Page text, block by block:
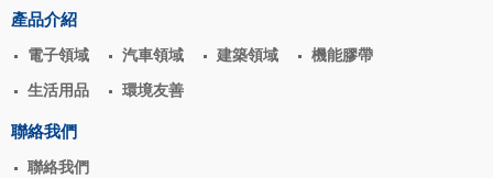
產品介紹
電子領域 汽車領域 建築領域 機能膠帶
生活用品 環境友善
聯絡我們
聯絡我們